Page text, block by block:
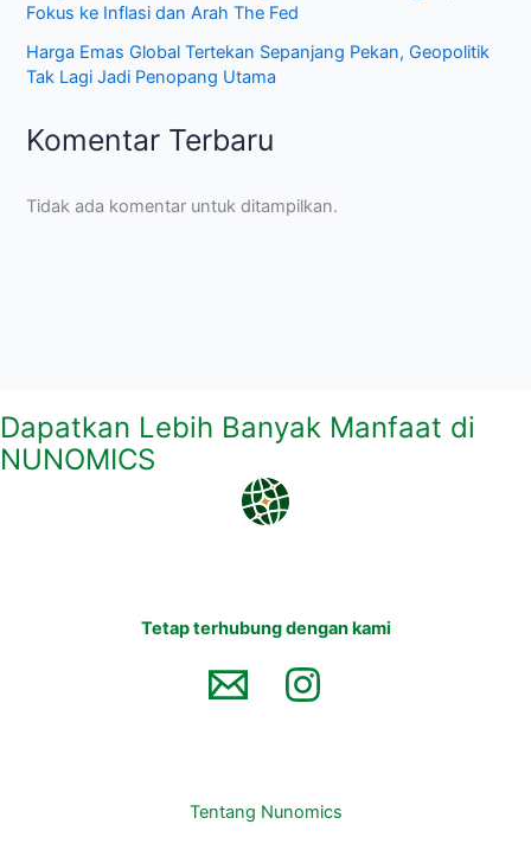
Fokus ke Inflasi dan Arah The Fed
Harga Emas Global Tertekan Sepanjang Pekan, Geopolitik
Tak Lagi Jadi Penopang Utama
Komentar Terbaru
Tidak ada komentar untuk ditampilkan.
Dapatkan Lebih Banyak Manfaat di
NUNOMICS
Tetap terhubung dengan kami
Tentang Nunomics